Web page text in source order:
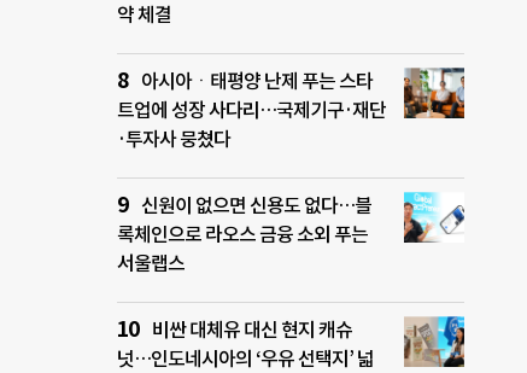
약 체결
아시아ㆍ태평양 난제 푸는 스타
트업에 성장 사다리…국제기구·재단
·투자사 뭉쳤다
신원이 없으면 신용도 없다…블
록체인으로 라오스 금융 소외 푸는
서울랩스
비싼 대체유 대신 현지 캐슈
넛…인도네시아의 ‘우유 선택지’ 넓